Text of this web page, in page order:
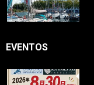
EVENTOS